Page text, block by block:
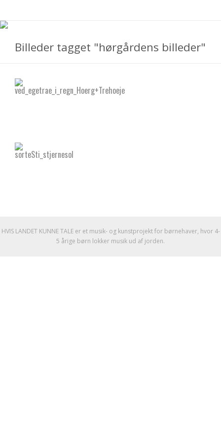
Billeder tagget "hørgårdens billeder"
HVIS LANDET KUNNE TALE er et musik- og kunstprojekt for børnehaver, hvor 4-
5 årige børn lokker musik ud af jorden.